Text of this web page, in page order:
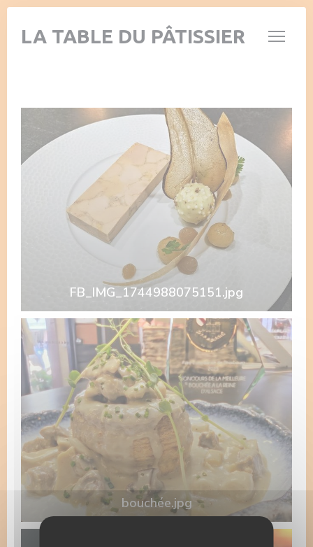
Personalizzazione delle tue scelte sui cookie
LA TABLE DU PÂTISSIER
FB_IMG_1744988075151.jpg
bouchée.jpg